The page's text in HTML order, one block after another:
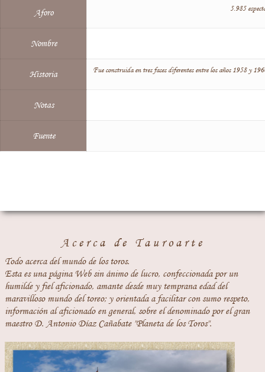
Aforo 5.985
Nombre
Historia Fue construida en tres fases diferentes entre los años 1958 y
Notas
Fuente
Acerca de Tauroarte
Todo acerca del mundo de los toros.
Esta es una página Web sin ánimo de lucro, confeccionada por un
humilde y fiel aficionado, amante desde muy temprana edad del
maravilloso mundo del toreo; y orientada a facilitar con sumo respeto,
información al aficionado en general, sobre el denominado por el gran
maestro D. Antonio Díaz Cañabate "Planeta de los Toros".